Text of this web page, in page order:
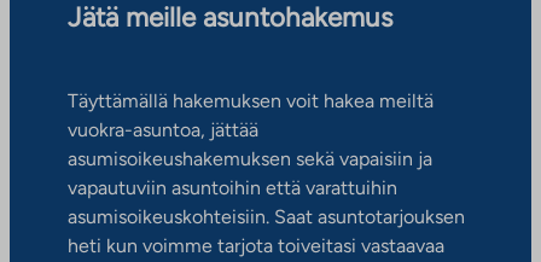
Jätä meille asuntohakemus
Täyttämällä hakemuksen voit hakea meiltä
vuokra-asuntoa, jättää
asumisoikeushakemuksen sekä vapaisiin ja
vapautuviin asuntoihin että varattuihin
asumisoikeuskohteisiin. Saat asuntotarjouksen
heti kun voimme tarjota toiveitasi vastaavaa